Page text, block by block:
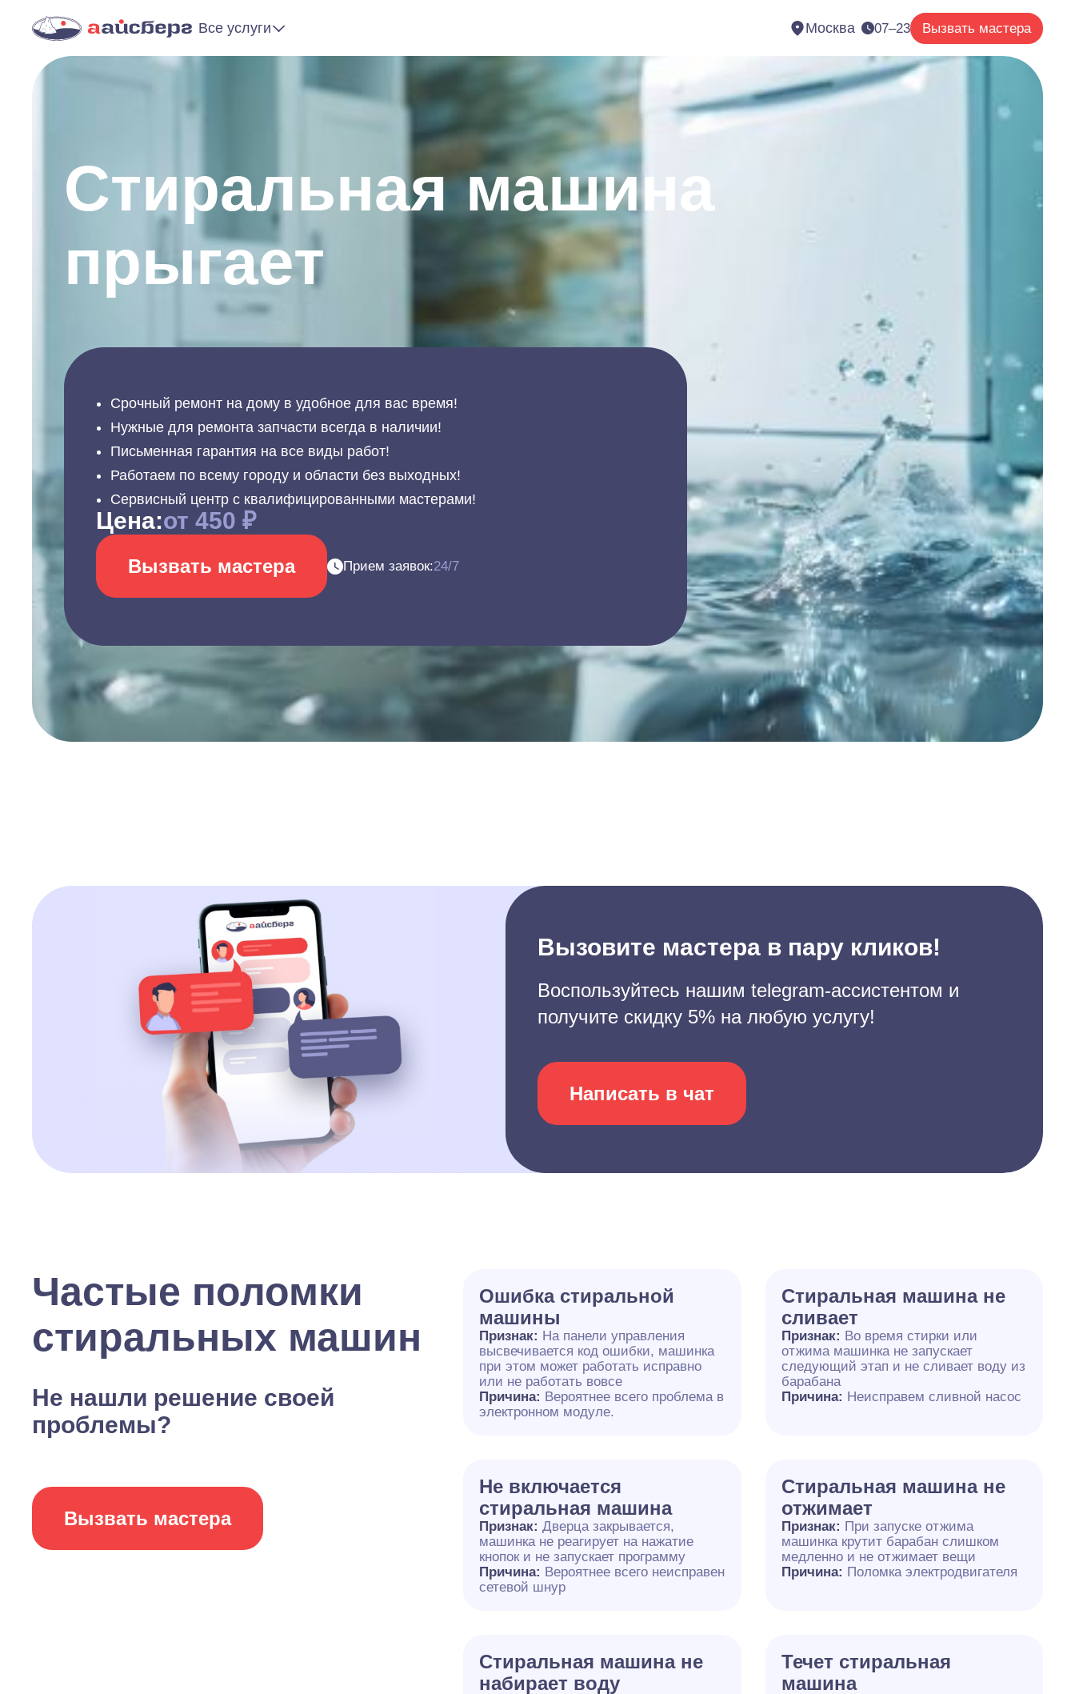
Все услуги Москва 07–23 Вызвать мастера
Стиральная машина
прыгает
Срочный ремонт на дому в удобное для вас время!
Нужные для ремонта запчасти всегда в наличии!
Письменная гарантия на все виды работ!
Работаем по всему городу и области без выходных!
Сервисный центр с квалифицированными мастерами!
Цена:от 450 ₽
Вызвать мастера Прием заявок:24/7
Вызовите мастера в пару кликов!
Воспользуйтесь нашим telegram-ассистентом и
получите скидку 5% на любую услугу!
Написать в чат
Частые поломки
стиральных машин
Не нашли решение своей
проблемы?
Вызвать мастера
Ошибка стиральной
машины
Признак: На панели управления
высвечивается код ошибки, машинка
при этом может работать исправно
или не работать вовсе
Причина: Вероятнее всего проблема в
электронном модуле.
Cтиральная машина не
сливает
Признак: Во время стирки или
отжима машинка не запускает
следующий этап и не сливает воду из
барабана
Причина: Неисправем сливной насос
Не включается
стиральная машина
Признак:Дверца закрывается,
машинка не реагирует на нажатие
кнопок и не запускает программу
Причина: Вероятнее всего неисправен
сетевой шнур
Стиральная машина не
отжимает
Признак: При запуске отжима
машинка крутит барабан слишком
медленно и не отжимает вещи
Причина: Поломка электродвигателя
Стиральная машина не
набирает воду
Течет стиральная
машина